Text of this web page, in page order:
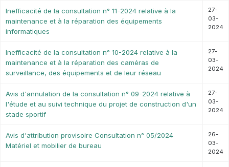
Inefficacité de la consultation n° 11-2024 relative à la
maintenance et à la réparation des équipements
informatiques
27-
03-
2024
Inefficacité de la consultation n° 10-2024 relative à la
maintenance et à la réparation des caméras de
surveillance, des équipements et de leur réseau
27-
03-
2024
Avis d'annulation de la consultation n° 09-2024 relative à
l'étude et au suivi technique du projet de construction d'un
stade sportif
27-
03-
2024
Avis d'attribution provisoire Consultation n° 05/2024
Matériel et mobilier de bureau
26-
03-
2024